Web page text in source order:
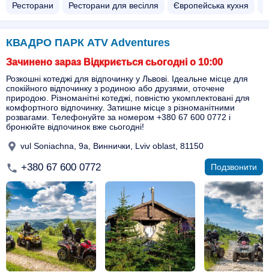
Ресторани Ресторани для весілля Європейська кухня
КВАДРО ПАРК ATV Adventures
Зачинено зараз Відкриється сьогодні о 10:00
Розкошні котеджі для відпочинку у Львові. Ідеальне місце для
спокійного відпочинку з родиною або друзями, оточене
природою. Різноманітні котеджі, повністю укомплектовані для
комфортного відпочинку. Затишне місце з різноманітними
розвагами. Телефонуйте за номером +380 67 600 0772 і
бронюйте відпочинок вже сьогодні!
vul Soniachna, 9a, Виннички, Lviv oblast, 81150
+380 67 600 0772 Подзвонити